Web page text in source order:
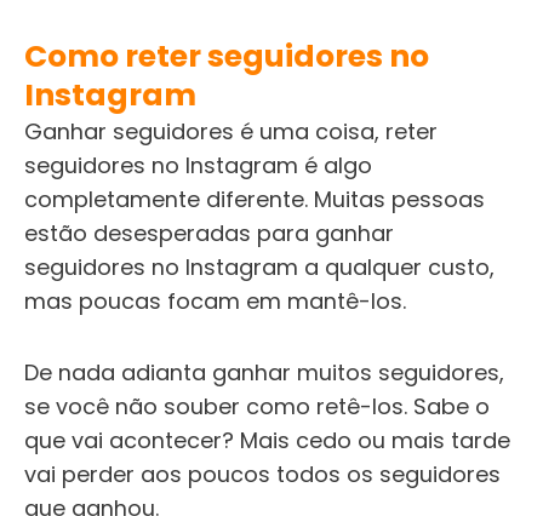
Como reter seguidores no
Instagram
Ganhar seguidores é uma coisa, reter
seguidores no Instagram é algo
completamente diferente. Muitas pessoas
estão desesperadas para ganhar
seguidores no Instagram a qualquer custo,
mas poucas focam em mantê-los.
De nada adianta ganhar muitos seguidores,
se você não souber como retê-los. Sabe o
que vai acontecer? Mais cedo ou mais tarde
vai perder aos poucos todos os seguidores
que ganhou.